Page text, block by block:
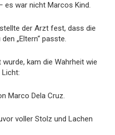
es war nicht Marcos Kind.
der Arzt fest, dass die
„Eltern“ passte.
kam die Wahrheit wie
Marco Dela Cruz.
voller Stolz und Lachen